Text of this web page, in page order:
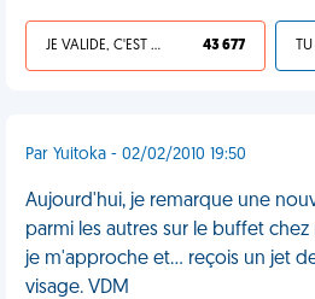
JE VALIDE, C'EST UNE VDM 43 677
Par Yuitoka - 02/02/2010 19:50
Aujourd'hui, je remarque une
parmi les autres sur le buffet
je m'approche et... reçois un jet
visage. VDM